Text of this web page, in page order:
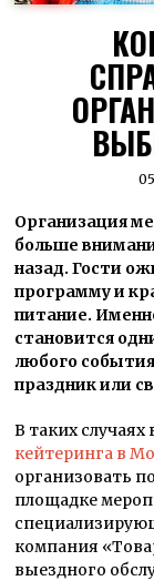
Организация
больше
назад. Гости
программу и
питание.
становится
любого
праздник или
В таких
кейтеринга в
организовать
площадке
компания
выездного